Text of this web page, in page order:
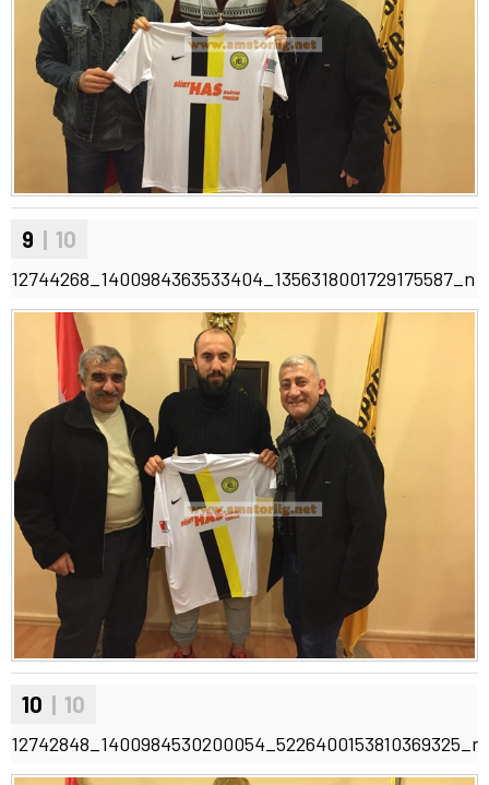
9 | 10
12744268_1400984363533404_1356318001729175587_n
10 | 10
12742848_1400984530200054_5226400153810369325_n